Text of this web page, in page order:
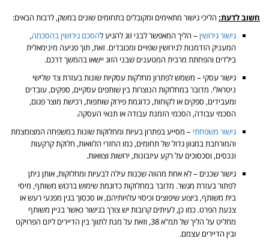
חשוב לדעת: הליכי גישור מתאימים ומקובלים בתחומים שונים במשק, לרבות הבאים:
גישור גירושין – הליך המאפשר לבני זוג להגיע להסכם גירושין בהסכמה,
המעניק הזדמנות לגירושין שפויים ומכובדים. זאת, תוך פגיעה מינימאלית
בילדים והפחתת מרבית המטענים שבני הזוג יישאו בהמשך דרכם.
גישור עסקי – משמש לפתרון מחלקות עסקיות שונות בעזרת צד שלישי
ניטראלי. מדובר במחלוקות הנוצרות בין שותפים עסקיים, ספקים, עובדים
ומעבידים, ספקים או לקוחות, כדוגמת פירוק שותפות, רכישת מוצר פגום,
הסכמי עבודה, הסכמי הזמנת עבודה או תנאי העסקה.
גישור משפחתי – מסייע בפתרון בעיות ומחלוקות שונות במשפחה המצומצמת
והמורחבת במגוון גדול של תחומים, כמו החזרי הלוואות, חלוקת קרקעות
ונכסים, וסכסוכים על רקע עיזבונות, ירושות וצוואות.
גישור שכנים – לא אחת מהווה שכנות עילה לבעיות ומחלוקות, אותן ניתן
לפתור בעזרת מגשר. מדובר במחלוקות כדוגמת שימוש ברכוש משותף, מיסי
בית משותף, ביצוע שיפוצים וכיסוי עלויותיהם, או סכסוך בגין מפגעי רעש או
צנעת הפרט. כמו כן, לעיתים קרובות יש צורך בגישור כאשר בניין משותף
מחליט על הליך של תמ"א 38, וזאת על מנת לתווך בין הדיירים ליזם הפרויקט
ובין הדיירים עצמם.